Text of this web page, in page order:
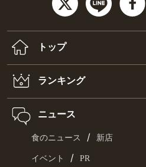
トップ
ランキング
ニュース
食のニュース / 新店
イベント / PR